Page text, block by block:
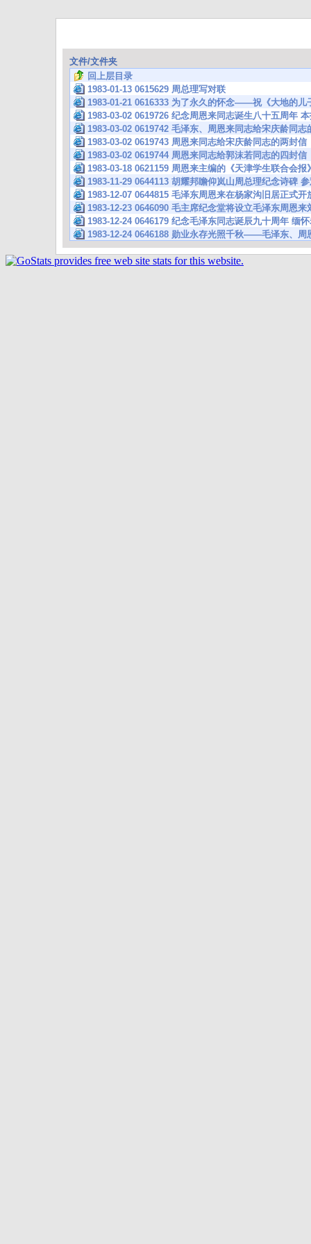
文件/文件夹
回上层目录
1983-01-13 0615629 周总理写对联
1983-01-21 0616333 为了永久的怀念——祝《大地的儿
1983-03-02 0619726 纪念周恩来同志诞生八十五周年
1983-03-02 0619742 毛泽东、周恩来同志给宋庆龄同
1983-03-02 0619743 周恩来同志给宋庆龄同志的两封
1983-03-02 0619744 周恩来同志给郭沫若同志的四封
1983-03-18 0621159 周恩来主编的《天津学生联合会报
1983-11-29 0644113 胡耀邦瞻仰岚山周总理纪念诗碑
1983-12-07 0644815 毛泽东周恩来在杨家沟旧居正式开
1983-12-23 0646090 毛主席纪念堂将设立毛泽东周恩来
1983-12-24 0646179 纪念毛泽东同志诞辰九十周年 缅
1983-12-24 0646188 勋业永存光照千秋——毛泽东、周